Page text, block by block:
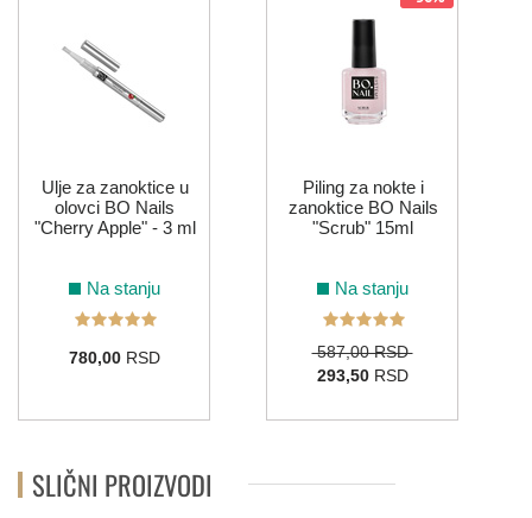
Ulje za zanoktice u
olovci BO Nails
"Cherry Apple" - 3 ml
Na stanju
780,00RSD
Piling za nokte i
zanoktice BO Nails
"Scrub" 15ml
Na stanju
587,00 RSD
293,50RSD
SLIČNI PROIZVODI